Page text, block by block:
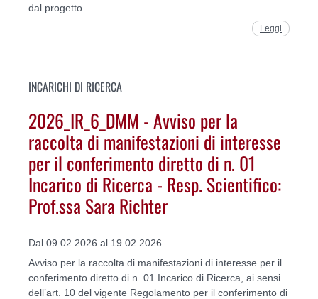
dal progetto
Leggi
INCARICHI DI RICERCA
2026_IR_6_DMM - Avviso per la
raccolta di manifestazioni di interesse
per il conferimento diretto di n. 01
Incarico di Ricerca - Resp. Scientifico:
Prof.ssa Sara Richter
Dal 09.02.2026 al 19.02.2026
Avviso per la raccolta di manifestazioni di interesse per il
conferimento diretto di n. 01 Incarico di Ricerca, ai sensi
dell’art. 10 del vigente Regolamento per il conferimento di